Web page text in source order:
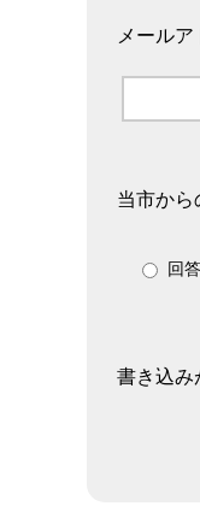
メール
当市から
回
書き込み